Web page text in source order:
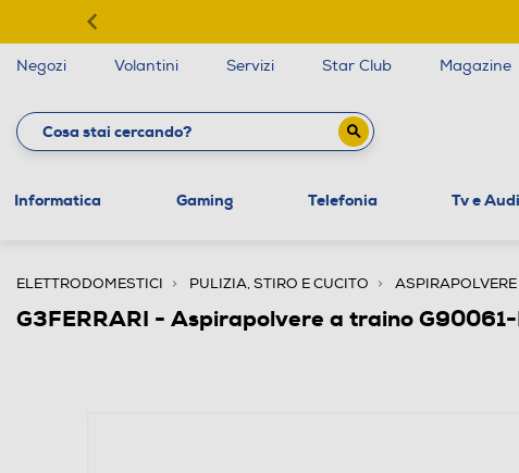
Negozi Volantini Servizi Star Club Magazine
Informatica Gaming Telefonia Tv e
ELETTRODOMESTICI PULIZIA, STIRO E CUCITO
G3FERRARI - Aspirapolvere a traino